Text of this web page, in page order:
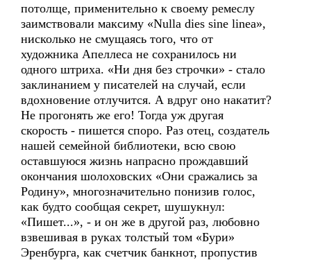
потолще, применительно к своему ремеслу
заимствовали максиму «Nulla dies sine linea»,
нисколько не смущаясь того, что от
художника Апеллеса не сохранилось ни
одного штриха. «Ни дня без строчки» - стало
заклинанием у писателей на случай, если
вдохновение отлучится. А вдруг оно накатит?
Не прогонять же его! Тогда уж другая
скорость - пишется споро. Раз отец, создатель
нашей семейной библиотеки, всю свою
оставшуюся жизнь напрасно прождавший
окончания шолоховских «Они сражались за
Родину», многозначительно понизив голос,
как будто сообщая секрет, шушукнул:
«Пишет...», - и он же в другой раз, любовно
взвешивая в руках толстый том «Бури»
Эренбурга, как счетчик банкнот, пропустив